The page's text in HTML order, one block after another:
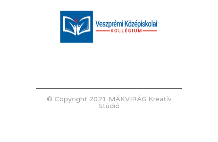
© Copyright 2021 MÁKVIRÁG Kreatív
Stúdió
.